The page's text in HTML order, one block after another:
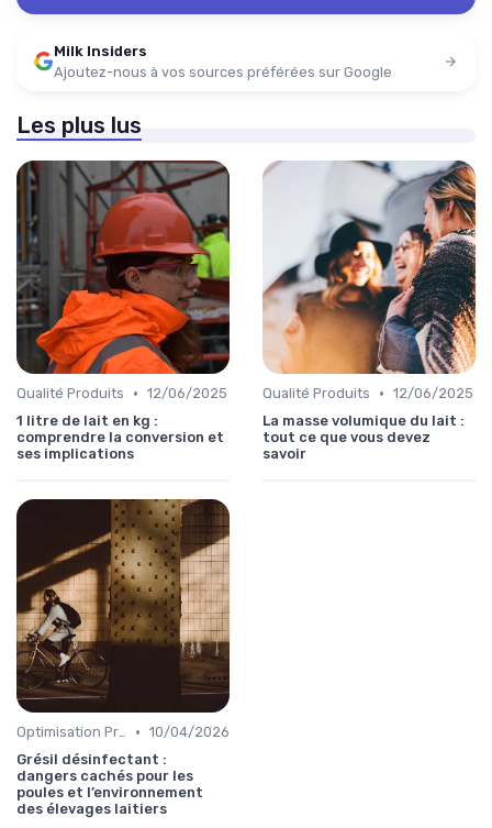
Milk Insiders
Ajoutez-nous à vos sources préférées sur Google
Les plus lus
Qualité Produits • 12/06/2025
1 litre de lait en kg :
comprendre la conversion et
ses implications
Qualité Produits • 12/06/2025
La masse volumique du lait :
tout ce que vous devez
savoir
Optimisation Production • 10/04/2026
Grésil désinfectant :
dangers cachés pour les
poules et l’environnement
des élevages laitiers